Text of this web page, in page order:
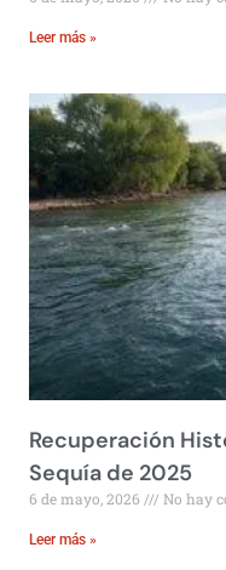
Leer más »
Recuperación
Sequía de 2025
6 de mayo, 2026 No hay
Leer más »